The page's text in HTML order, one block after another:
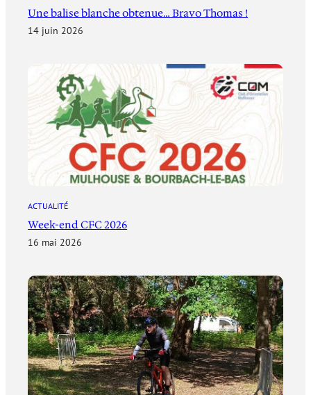
Une balise blanche obtenue… Bravo Thomas !
14 juin 2026
ACTUALITÉ
Week-end CFC 2026
16 mai 2026